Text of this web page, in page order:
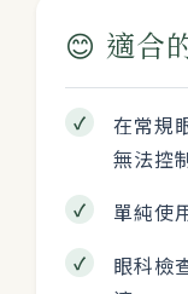
😊 適合
✓
在常規
無法控
✓ 單純使
✓
眼科檢